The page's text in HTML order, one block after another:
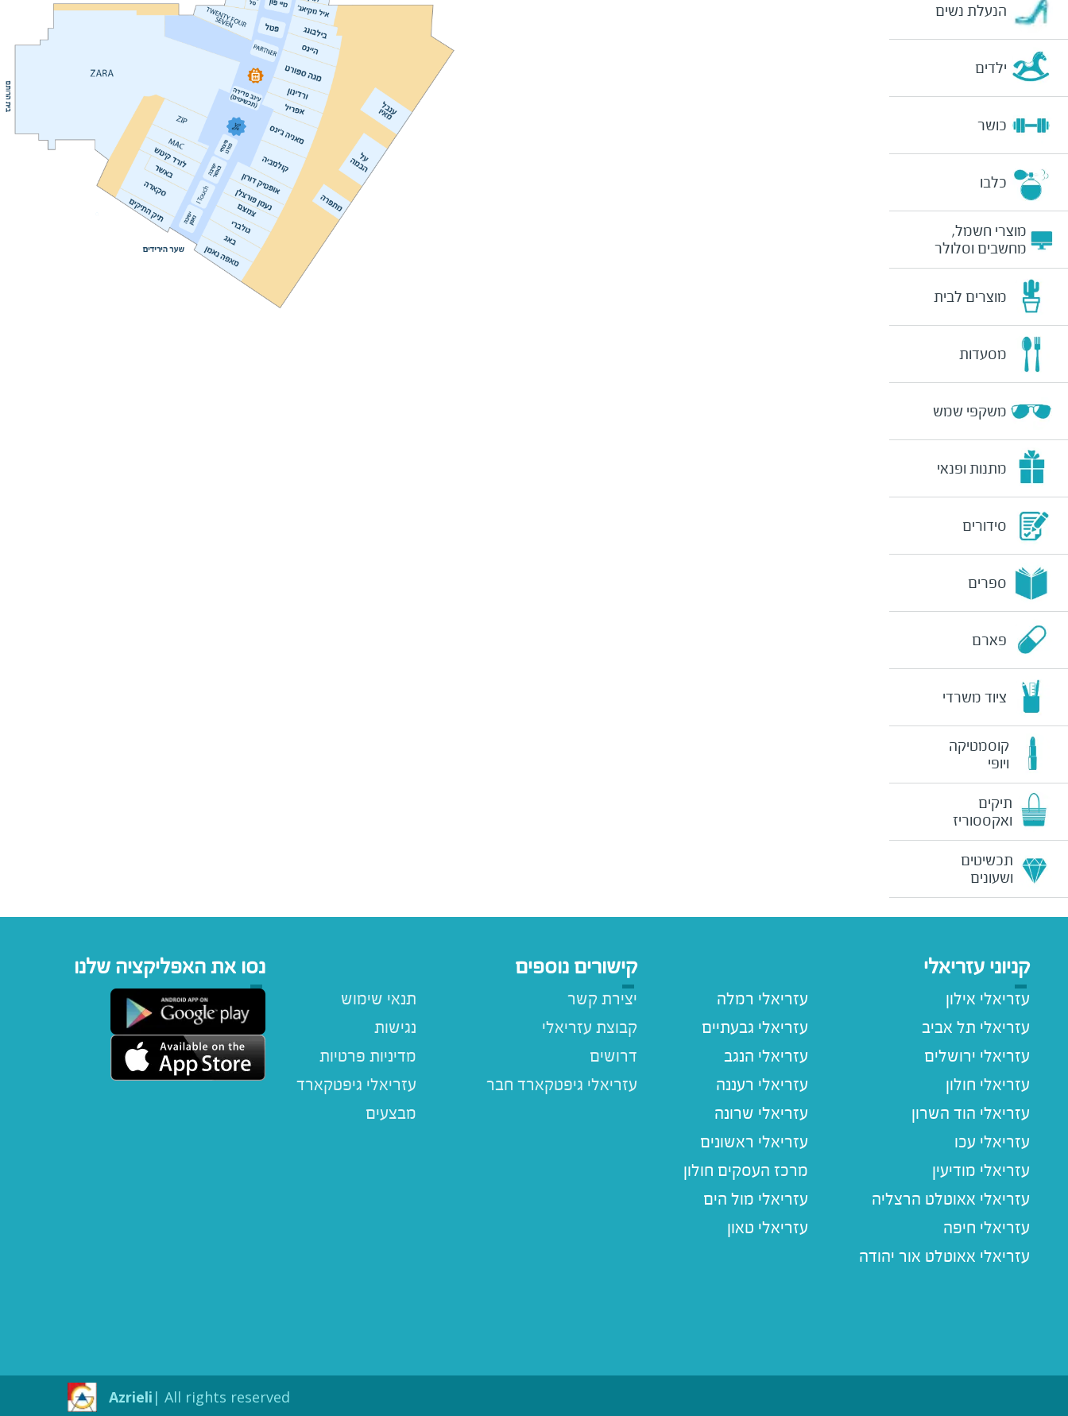
הנעלת נשים
ילדים
כושר
כלבו
מוצרי חשמל,
מחשבים וסלולר
מוצרים לבית
מסעדות
משקפי שמש
מתנות ופנאי
סידורים
ספרים
פארם
ציוד משרדי
קוסמטיקה
ויופי
תיקים
ואקססוריז
תכשיטים
ושעונים
קניוני עזריאלי
עזריאלי אילון
עזריאלי תל אביב
עזריאלי ירושלים
עזריאלי חולון
עזריאלי הוד השרון
עזריאלי עכו
עזריאלי מודיעין
עזריאלי אאוטלט הרצליה
עזריאלי חיפה
עזריאלי אאוטלט אור יהודה
עזריאלי רמלה
עזריאלי גבעתיים
עזריאלי הנגב
עזריאלי רעננה
עזריאלי שרונה
עזריאלי ראשונים
מרכז העסקים חולון
עזריאלי מול הים
עזריאלי טאון
קישורים נוספים
תנאי שימוש
נגישות
מדיניות פרטיות
עזריאלי גיפטקארד
מבצעים
יצירת קשר
קבוצת עזריאלי
דרושים
נסו את האפליקציה שלנו
All rights reserved |
Azrieli